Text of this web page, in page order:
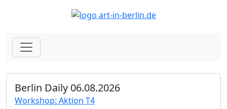
Berlin Daily 06.08.2026
Workshop: Aktion T4